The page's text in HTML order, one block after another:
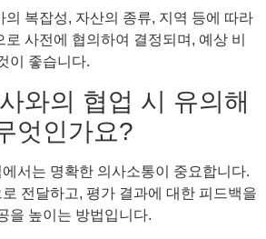
의 복잡성, 자산의 종류, 지역 등에 따라
사전에 협의하여 결정되며, 예상 비
이 좋습니다.
와의 협업 시 유의해
엇인가요?
서는 명확한 의사소통이 중요합니다.
전달하고, 평가 결과에 대한 피드백을
을 높이는 방법입니다.